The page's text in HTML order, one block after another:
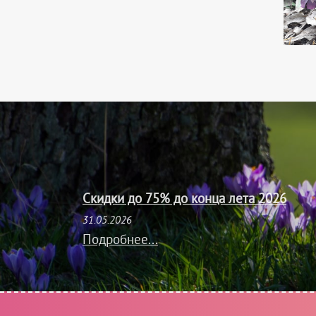
Скидки до 75% до конца лета 2026
31.05.2026
Подробнее...